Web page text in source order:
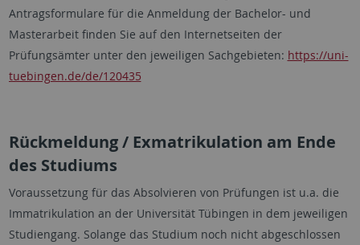
Antragsformulare für die Anmeldung der Bachelor- und
Masterarbeit finden Sie auf den Internetseiten der
Prüfungsämter unter den jeweiligen Sachgebieten: https://uni-
tuebingen.de/de/120435
Rückmeldung / Exmatrikulation am Ende
des Studiums
Voraussetzung für das Absolvieren von Prüfungen ist u.a. die
Immatrikulation an der Universität Tübingen in dem jeweiligen
Studiengang. Solange das Studium noch nicht abgeschlossen